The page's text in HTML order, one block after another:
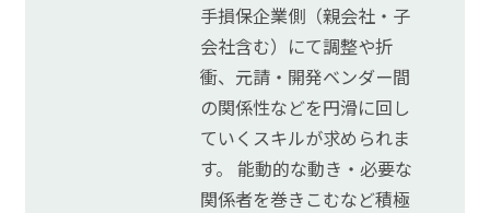
手損保企業側（親会社・子
会社含む）にて調整や折
衝、元請・開発ベンダー間
の関係性などを円滑に回し
ていくスキルが求められま
す。 能動的な動き・必要な
関係者を巻きこむなど積極